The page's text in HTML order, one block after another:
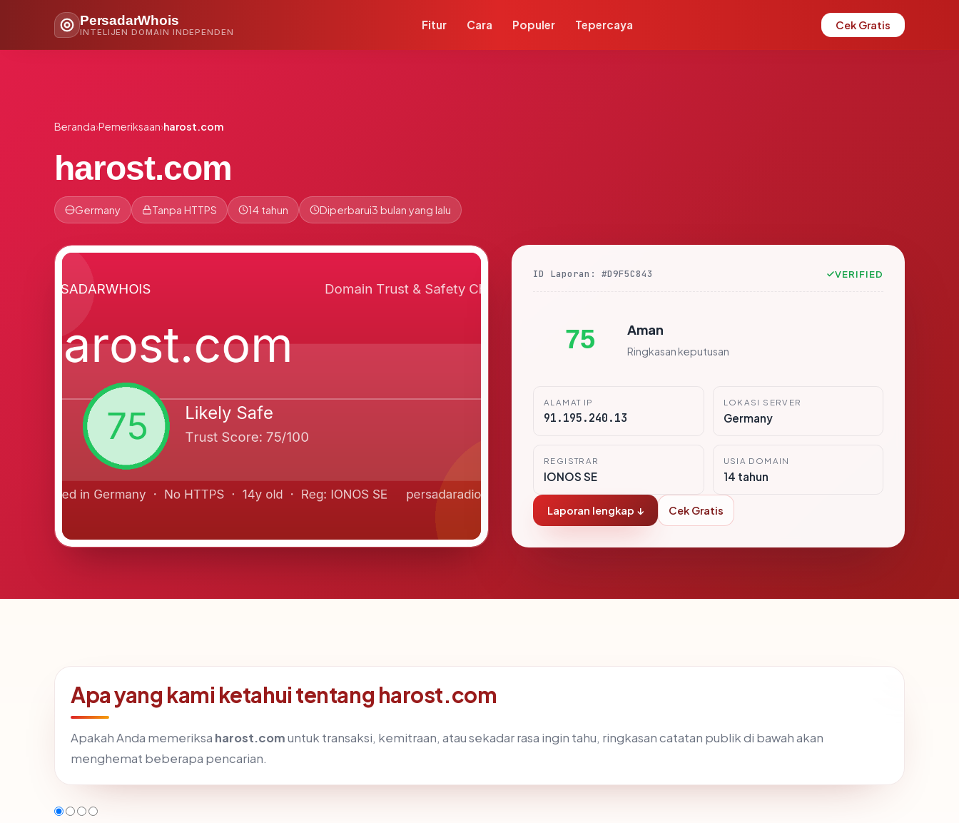
PersadarWhois
INTELIJEN DOMAIN INDEPENDEN
Fitur Cara Populer Tepercaya Cek Gratis
Beranda›Pemeriksaan›harost.com
harost.com
Germany Tanpa HTTPS 14 tahun Diperbarui3 bulan yang lalu
ID Laporan: #D9F5C843 VERIFIED
75 Aman
Ringkasan keputusan
ALAMAT IP
91.195.240.13
LOKASI SERVER
Germany
REGISTRAR
IONOS SE
USIA DOMAIN
14 tahun
Laporan lengkap ↓ Cek Gratis
Apa yang kami ketahui tentang harost.com
Apakah Anda memeriksa harost.comuntuk transaksi, kemitraan, atau sekadar rasa ingin tahu, ringkasan catatan publik di bawah akan
menghemat beberapa pencarian.